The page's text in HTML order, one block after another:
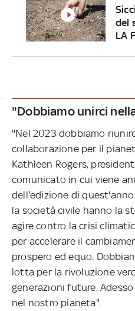
del
LA
"Dobbiamo unirci
"Nel 2023 dobbiamo
collaborazione per il
Kathleen Rogers,
comunicato in cui viene
dell'edizione di quest'anno
la società civile hanno la
agire contro la crisi
per accelerare il
prospero ed equo.
lotta per la rivoluzione
generazioni future.
nel nostro pianeta".